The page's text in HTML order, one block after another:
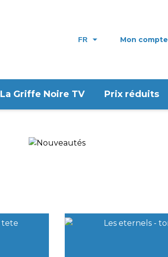
FR Mon compte
La Griffe Noire TV Prix réduits